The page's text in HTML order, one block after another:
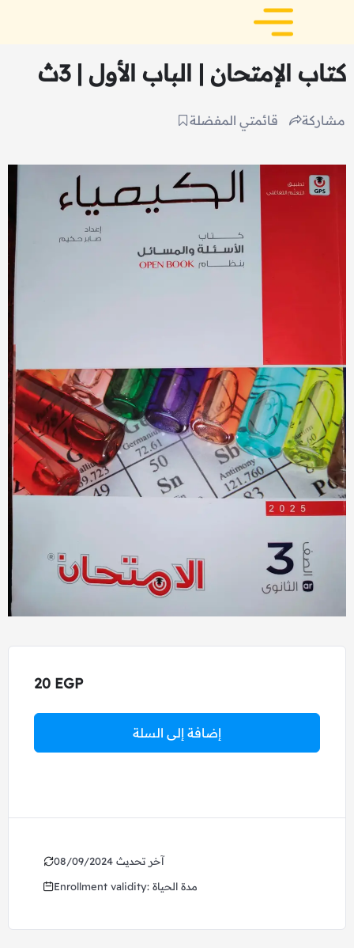
كتاب الإمتحان | الباب الأول | 3ث
قائمتي المفضلة مشاركة
20 EGP
إضافة إلى السلة
08/09/2024 آخر تحديث
Enrollment validity: مدة الحياة